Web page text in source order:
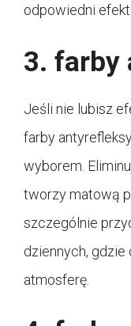
odpowiedni efekt.
3. farby
Jeśli nie lubisz
farby
wyborem.
tworzy matową
szczególnie
dziennych,
atmosferę.